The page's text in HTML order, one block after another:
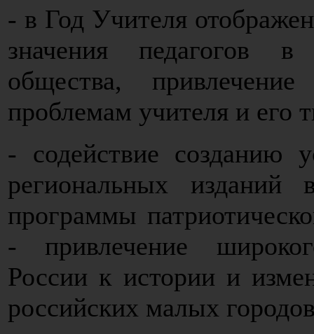
- в Год Учителя
значения педагогов в
общества,
проблемам учителя и его
- содействие созданию
региональных изданий
программы
- привлечение
России к истории и
российских малых